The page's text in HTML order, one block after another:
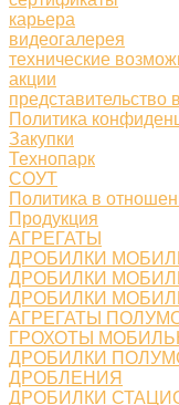
карьера
видеогалерея
технические
акции
представительство
Политика
Закупки
Технопарк
СОУТ
Политика в
Продукция
АГРЕГАТЫ
ДРОБИЛКИ
ДРОБИЛКИ
ДРОБИЛКИ
АГРЕГАТЫ
ГРОХОТЫ
ДРОБИЛКИ
ДРОБЛЕНИЯ
ДРОБИЛКИ